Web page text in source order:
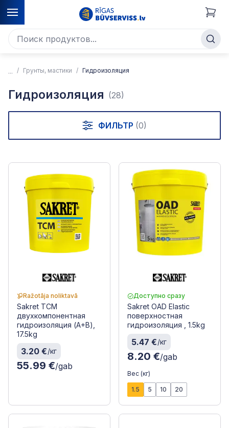
Грунты, мастики Гидроизоляция
Гидроизоляция (28)
ФИЛЬТР (0)
Ražotāja noliktavā
Sakret TCM
двухкомпонентная
гидроизоляция (A+B),
17.5kg
3.20 €/кг
55.99 €/gab
Доступно сразу
Sakret OAD Elastic
поверхностная
гидроизоляция , 1.5kg
5.47 €/кг
8.20 €/gab
Вес (кг)
1.5 5 10 20